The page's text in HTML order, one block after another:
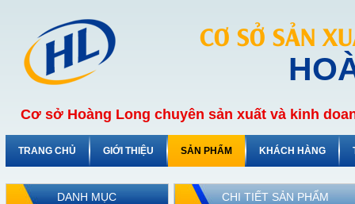
CƠ SỞ SẢN
Cơ sở Hoàng Long chuyên sản xuất và kinh
TRANG CHỦ GIỚI THIỆU SẢN PHẨM KHÁCH HÀNG
DANH MỤC CHI TIẾT SẢN PHẨM